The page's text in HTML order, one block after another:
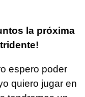
la próxima
espero poder
quiero jugar en